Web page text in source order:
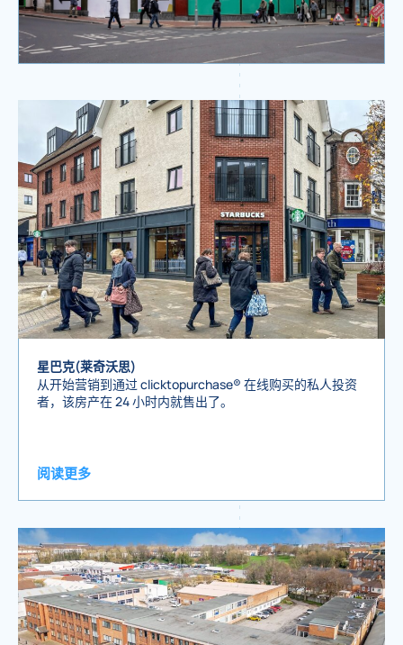
星巴克(莱奇沃思)
从开始营销到通过 clicktopurchase® 在线购买的私人投资
者，该房产在 24 小时内就售出了。
阅读更多